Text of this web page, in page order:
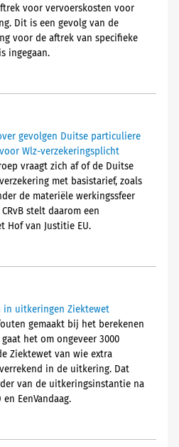
voor vervoerskosten voor
Dit is een gevolg van de
voor de aftrek van specifieke
ingegaan.
gevolgen Duitse particuliere
Wlz-verzekeringsplicht
vraagt zich af of de Duitse
met basistarief, zoals
de materiële werkingssfeer
stelt daarom een
Hof van Justitie EU.
in uitkeringen Ziektewet
gemaakt bij het berekenen
het om ongeveer 3000
Ziektewet van wie extra
in de uitkering. Dat
van de uitkeringsinstantie na
EenVandaag.